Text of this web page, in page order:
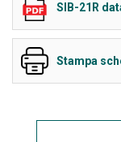
SIB-21R
Stampa